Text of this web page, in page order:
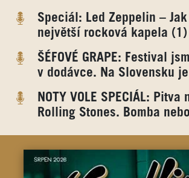
Speciál: Led Zeppelin –
největší rocková kapela (1)
ŠÉFOVÉ GRAPE: Festival
v dodávce. Na Slovensku
NOTY VOLE SPECIÁL: Pitva
Rolling Stones. Bomba